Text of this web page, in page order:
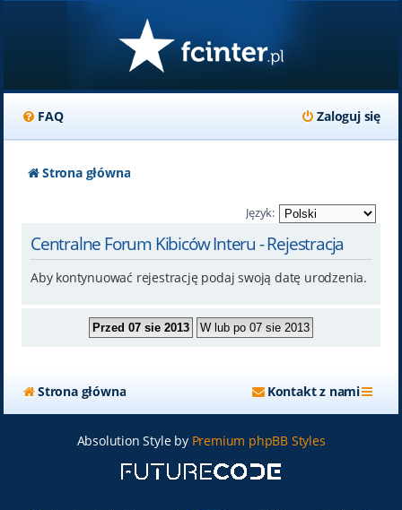
FAQ Zaloguj się
Strona główna
Język:
Centralne Forum Kibiców Interu - Rejestracja
Aby kontynuować rejestrację podaj swoją datę urodzenia.
Strona główna Kontakt z nami
Absolution Style by Premium phpBB Styles